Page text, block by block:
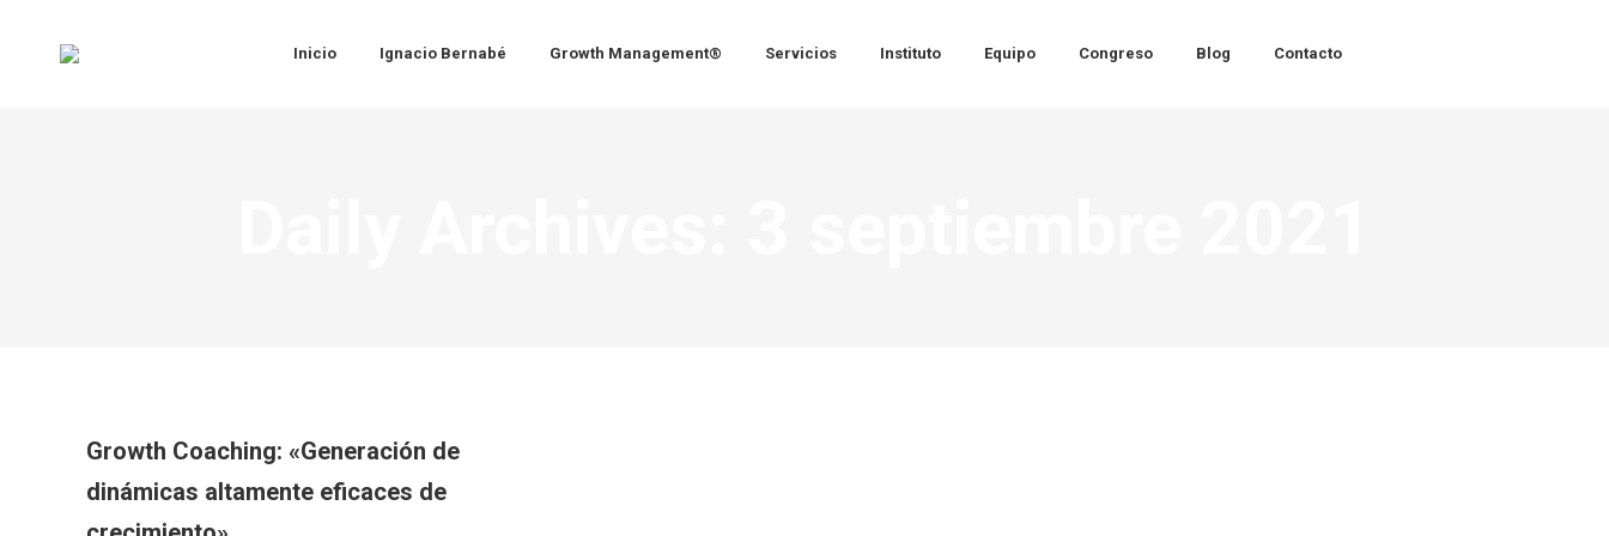
Inicio Ignacio Bernabé Growth Management® Servicios Instituto Equipo Congreso Blog Contacto
Growth Coaching: «Generación de
dinámicas altamente eficaces de